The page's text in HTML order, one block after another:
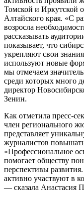
Томской и Иркутской
Алтайского края. «С
возросла
рассказывать
показывает, что
укрепляют свои
используют новые
мы отмечаем
среди которых много
директор
Зенин.
Как отметила пресс-
член регионального
представляет
журналистов
«Профессиональное
помогает обществу
перспективы
активно участвуют в
— сказала Анастасия